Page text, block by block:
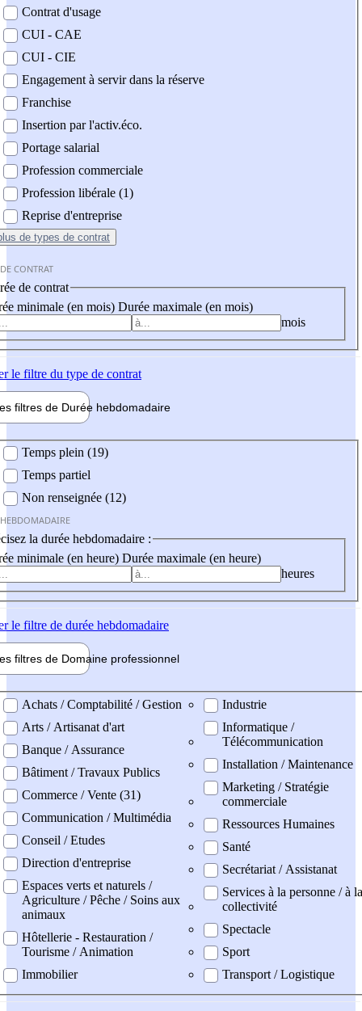
Contrat d'usage
CUI - CAE
CUI - CIE
Engagement à servir dans la réserve
Franchise
Insertion par l'activ.éco.
Portage salarial
Profession commerciale
Profession libérale (1)
Reprise d'entreprise
de types de contrat
CONTRAT
de contrat
minimale (en mois) Durée maximale (en mois)
mois
le filtre du type de contrat
filtres de Durée hebdomadaire
Temps plein (19)
Temps partiel
Non renseignée (12)
la durée hebdomadaire :
minimale (en heure) Durée maximale (en heure)
heures
le filtre de durée hebdomadaire
filtres de Domaine professionnel
professionel
Achats / Comptabilité / Gestion
Arts / Artisanat d'art
Banque / Assurance
Bâtiment / Travaux Publics
Commerce / Vente (31)
Communication / Multimédia
Conseil / Etudes
Direction d'entreprise
Espaces verts et naturels /
Agriculture / Pêche / Soins aux
animaux
Hôtellerie - Restauration /
Tourisme / Animation
Immobilier
Industrie
Informatique /
Télécommunication
Installation / Maintenance
Marketing / Stratégie
commerciale
Ressources Humaines
Santé
Secrétariat / Assistanat
Services à la personne / à la
collectivité
Spectacle
Sport
Transport / Logistique